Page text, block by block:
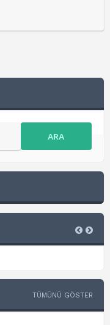
ARA
TÜMÜNÜ GÖSTER